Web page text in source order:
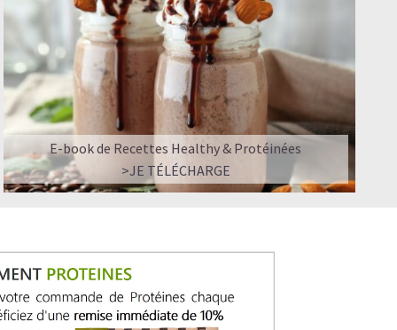
E-book de Recettes Healthy & Protéinées
>JE TÉLÉCHARGE